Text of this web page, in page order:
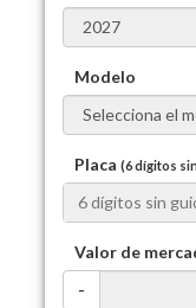
Modelo
Placa(6 dígitos
Valor de
-